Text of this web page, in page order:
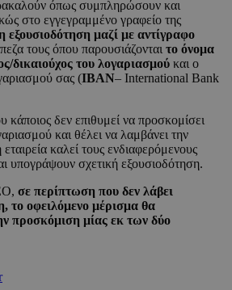
όπως συμπληρώσουν και
στο εγγεγραμμένο γραφείο της
εξουσιοδότηση μαζί με αντίγραφο
τους όπου παρουσιάζονται το όνομα
δικαιούχος του λογαριασμού και ο
σας (ΙΒAN– International Bank
δεν επιθυμεί να προσκομίσει
και θέλει να λαμβάνει την
καλεί τους ενδιαφερόμενους
σχετική εξουσιοδότηση.
σε περίπτωση που δεν λάβει
το οφειλόμενο μέρισμα θα
προσκόμιση μίας εκ των δύο